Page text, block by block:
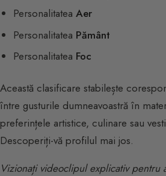
PersonalitateaAer
Personalitatea Pământ
Personalitatea Foc
Această clasificare stabilește
între gusturile dumneavoastră în
preferințele artistice, culinare sau
Descoperiți-vă profilul mai jos.
Vizionați videoclipul explicativ pentru